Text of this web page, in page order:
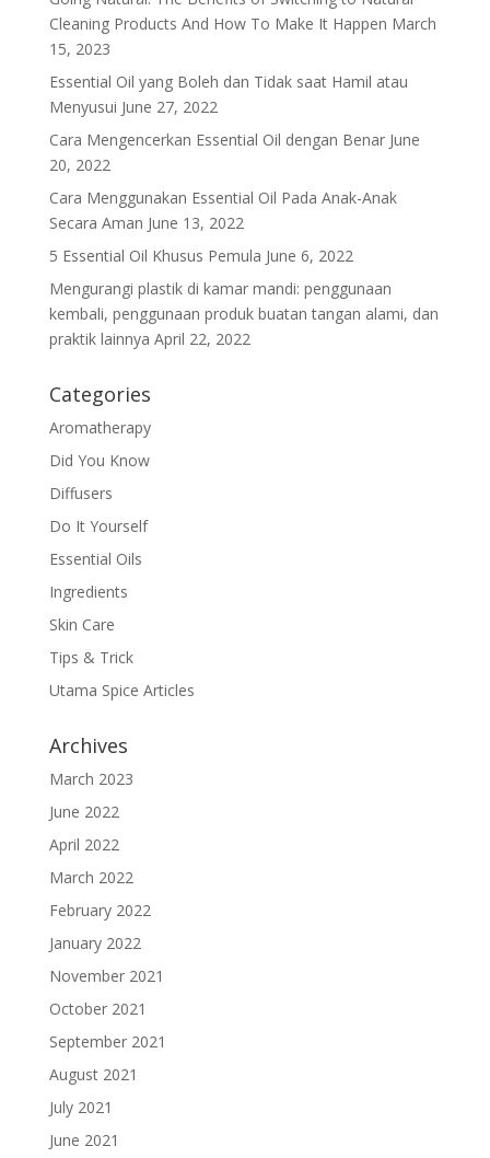
Cleaning Products And How To Make It Happen March
15, 2023
Essential Oil yang Boleh dan Tidak saat Hamil atau
Menyusui June 27, 2022
Cara Mengencerkan Essential Oil dengan Benar June
20, 2022
Cara Menggunakan Essential Oil Pada Anak-Anak
Secara Aman June 13, 2022
5 Essential Oil Khusus Pemula June 6, 2022
Mengurangi plastik di kamar mandi: penggunaan
kembali, penggunaan produk buatan tangan alami, dan
praktik lainnya April 22, 2022
Categories
Aromatherapy
Did You Know
Diffusers
Do It Yourself
Essential Oils
Ingredients
Skin Care
Tips & Trick
Utama Spice Articles
Archives
March 2023
June 2022
April 2022
March 2022
February 2022
January 2022
November 2021
October 2021
September 2021
August 2021
July 2021
June 2021